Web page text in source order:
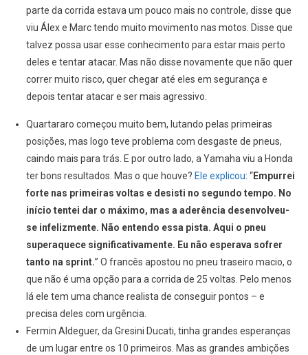
parte da corrida estava um pouco mais no controle, disse que
viu Álex e Marc tendo muito movimento nas motos. Disse que
talvez possa usar esse conhecimento para estar mais perto
deles e tentar atacar. Mas não disse novamente que não quer
correr muito risco, quer chegar até eles em segurança e
depois tentar atacar e ser mais agressivo.
Quartararo começou muito bem, lutando pelas primeiras
posições, mas logo teve problema com desgaste de pneus,
caindo mais para trás. E por outro lado, a Yamaha viu a Honda
ter bons resultados. Mas o que houve? Ele explicou: “Empurrei
forte nas primeiras voltas e desisti no segundo tempo. No
início tentei dar o máximo, mas a aderência desenvolveu-
se infelizmente. Não entendo essa pista. Aqui o pneu
superaquece significativamente. Eu não esperava sofrer
tanto na sprint.” O francês apostou no pneu traseiro macio, o
que não é uma opção para a corrida de 25 voltas. Pelo menos
lá ele tem uma chance realista de conseguir pontos – e
precisa deles com urgência.
Fermin Aldeguer, da Gresini Ducati, tinha grandes esperanças
de um lugar entre os 10 primeiros. Mas as grandes ambições